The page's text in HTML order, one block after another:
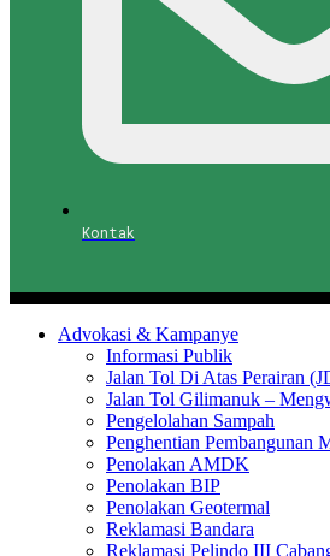
Kontak
Advokasi & Kampanye
Informasi Publik
Jalan Tol Di Atas Perairan
Jalan Tol Gilimanuk –
Pengelolahan Sampah
Penghentian Pembangunan
Penolakan AMDK
Penolakan BIP
Penolakan Geotermal
Reklamasi Bandara
Reklamasi Pelindo III